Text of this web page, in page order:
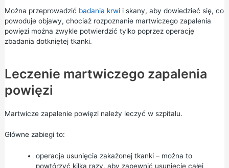
Można przeprowadzić badania krwii skany, aby dowiedzieć się, co
powoduje objawy, chociaż rozpoznanie martwiczego zapalenia
powięzi można zwykle potwierdzić tylko poprzez operację
zbadania dotkniętej tkanki.
Leczenie martwiczego zapalenia
powięzi
Martwicze zapalenie powięzi należy leczyć w szpitalu.
Główne zabiegi to:
operacja usunięcia zakażonej tkanki – można to
powtórzyć kilka razy, aby zapewnić usunięcie całej